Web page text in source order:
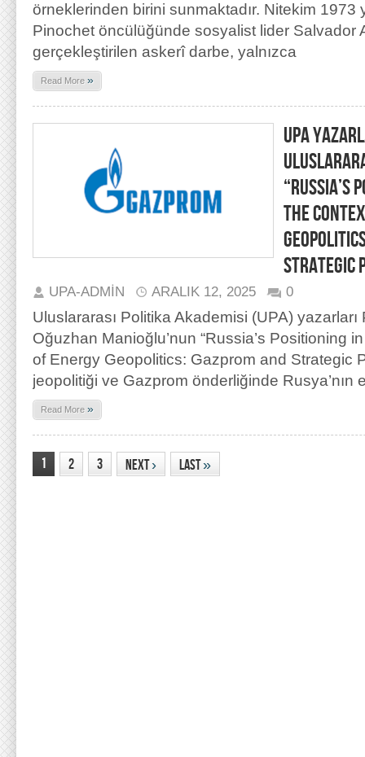
örneklerinden birini sunmaktadır. Nitekim 1973
Pinochet öncülüğünde sosyalist lider Salvador
gerçekleştirilen askerî darbe, yalnızca
Read More »
UPA
“RUSSIA’S
THE
STRATEGIC
UPA-ADMIN ARALIK 12, 2025 0
Uluslararası Politika Akademisi (UPA)
Oğuzhan Manioğlu’nun “Russia’s Positioning
of Energy Geopolitics: Gazprom and Strategic
jeopolitiği ve Gazprom önderliğinde Rusya’nın
Read More »
1 2 3 Next› Last»